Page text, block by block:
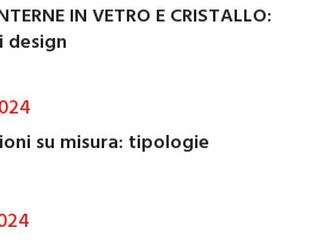
IN VETRO E CRISTALLO:
design
su misura: tipologie